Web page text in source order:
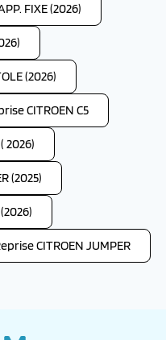
FIXE (2026)
(2026)
CITROEN C5
2026)
(2025)
CITROEN JUMPER